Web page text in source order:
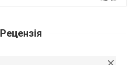
Рецензія